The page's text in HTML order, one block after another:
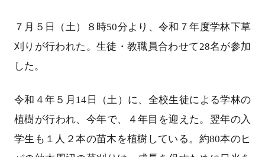
７月５日（土）８時50分より、令和７年度学林下草
刈りが行われた。生徒・教職員合わせて28名が参加
した。
令和４年５月14日（土）に、全校生徒による学林の
植樹が行われ、今年で、４年目を迎えた。翌年の入
学生も１人２本の苗木を植樹している。約80本のヒ